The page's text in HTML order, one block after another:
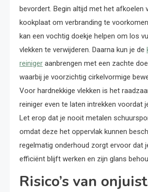
bevordert. Begin altijd met het afkoelen
kookplaat om verbranding te
kan een vochtig doekje helpen om los
vlekken te verwijderen. Daarna kun je de
reiniger aanbrengen met een zachte
waarbij je voorzichtig cirkelvormige
Voor hardnekkige vlekken is het
reiniger even te laten intrekken voordat
Let erop dat je nooit metalen
omdat deze het oppervlak kunnen
regelmatig onderhoud zorgt ervoor dat
efficiënt blijft werken en zijn glans
Risico’s van